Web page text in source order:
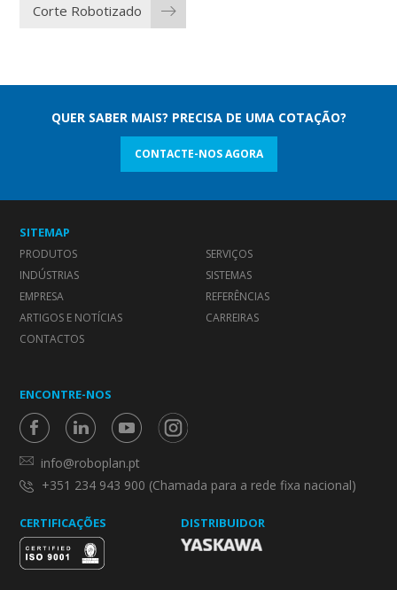
Corte Robotizado
QUER SABER MAIS? PRECISA DE UMA COTAÇÃO?
CONTACTE-NOS AGORA
SITEMAP
PRODUTOS
SERVIÇOS
INDÚSTRIAS
SISTEMAS
EMPRESA
REFERÊNCIAS
ARTIGOS E NOTÍCIAS
CARREIRAS
CONTACTOS
ENCONTRE-NOS
info@roboplan.pt
+351 234 943 900 (Chamada para a rede fixa nacional)
CERTIFICAÇÕES DISTRIBUIDOR